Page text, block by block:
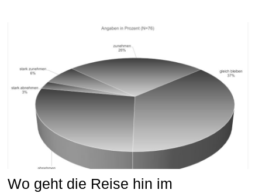
Wo geht die Reise hin im